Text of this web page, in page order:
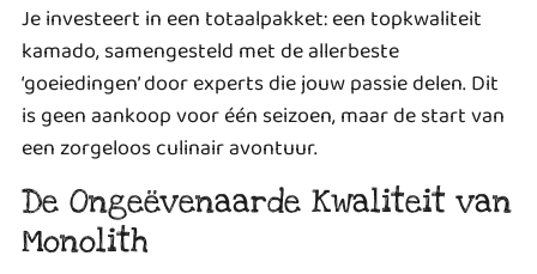
Je investeert in een totaalpakket: een topkwaliteit
kamado, samengesteld met de allerbeste
‘goeiedingen’ door experts die jouw passie delen. Dit
is geen aankoop voor één seizoen, maar de start van
een zorgeloos culinair avontuur.
De Ongeëvenaarde Kwaliteit van
Monolith